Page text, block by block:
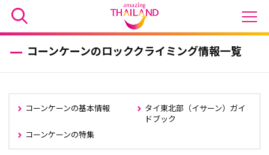
コーンケーンのロッククライミング情報一覧
コーンケーンの基本情報
タイ東北部（イサーン）ガイ
ドブック
コーンケーンの特集